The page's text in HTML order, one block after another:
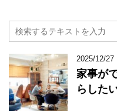
2025/12/27
家事が
らした